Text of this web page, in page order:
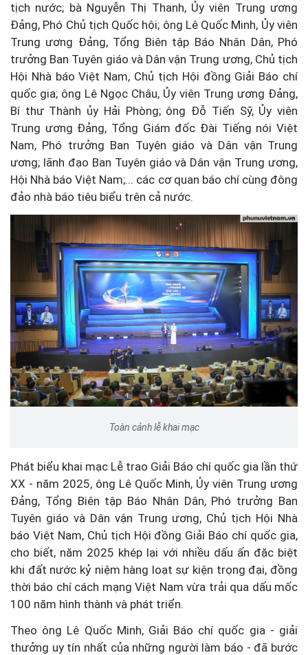
tịch nước; bà Nguyễn Thị Thanh, Ủy viên Trung ương
Đảng, Phó Chủ tịch Quốc hội; ông Lê Quốc Minh, Ủy viên
Trung ương Đảng, Tổng Biên tập Báo Nhân Dân, Phó
trưởng Ban Tuyên giáo và Dân vận Trung ương, Chủ tịch
Hội Nhà báo Việt Nam, Chủ tịch Hội đồng Giải Báo chí
quốc gia; ông Lê Ngọc Châu, Ủy viên Trung ương Đảng,
Bí thư Thành ủy Hải Phòng; ông Đỗ Tiến Sỹ, Ủy viên
Trung ương Đảng, Tổng Giám đốc Đài Tiếng nói Việt
Nam, Phó trưởng Ban Tuyên giáo và Dân vận Trung
ương; lãnh đạo Ban Tuyên giáo và Dân vận Trung ương,
Hội Nhà báo Việt Nam;... các cơ quan báo chí cùng đông
đảo nhà báo tiêu biểu trên cả nước.
Toàn cảnh lễ khai mạc
Phát biểu khai mạc Lễ trao Giải Báo chí quốc gia lần thứ
XX - năm 2025, ông Lê Quốc Minh, Ủy viên Trung ương
Đảng, Tổng Biên tập Báo Nhân Dân, Phó trưởng Ban
Tuyên giáo và Dân vận Trung ương, Chủ tịch Hội Nhà
báo Việt Nam, Chủ tịch Hội đồng Giải Báo chí quốc gia,
cho biết, năm 2025 khép lại với nhiều dấu ấn đặc biệt
khi đất nước kỷ niệm hàng loạt sự kiện trọng đại, đồng
thời báo chí cách mạng Việt Nam vừa trải qua dấu mốc
100 năm hình thành và phát triển.
Theo ông Lê Quốc Minh, Giải Báo chí quốc gia - giải
thưởng uy tín nhất của những người làm báo - đã bước